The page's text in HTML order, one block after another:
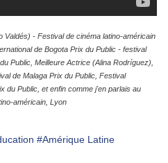
Valdés) - Festival de cinéma latino-américain
de Bogota Prix du Public - festival
Public, Meilleure Actrice (Alina Rodríguez),
de Malaga Prix du Public, Festival
du Public, et enfin comme j'en parlais au
américain, Lyon
#Amérique Latine